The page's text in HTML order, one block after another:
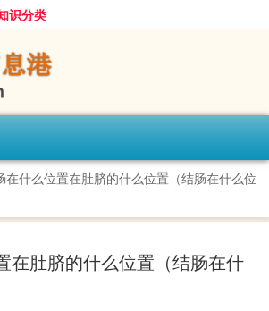
识分类
在什么位置在肚脐的什么位置（结肠在什么位
在肚脐的什么位置（结肠在什